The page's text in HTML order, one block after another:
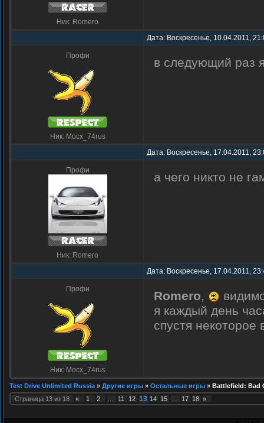
Ник: Romero
Дата: Воскресенье, 10.04.2011,
Профи
Ник: Mocx_74rus
в следующий раз
Дата: Воскресенье, 17.04.2011,
Профи
Ник: Romero
а чего никто не
Дата: Воскресенье, 17.04.2011,
Профи
Ник: Mocx_74rus
Romero,
я каждый день
спустя
Test Drive Unlimited Russia » Другие игры » Остальные игры » Battlefield: Bad
Страница 13 из 18 « 1 2 11 12 13 14 15 17 18 »